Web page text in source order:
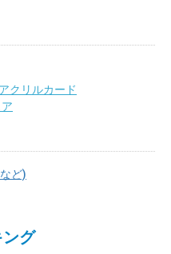
クリルカード
ど)
グ